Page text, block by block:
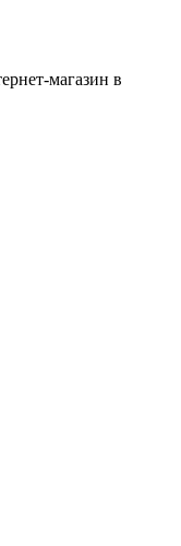
магазин в